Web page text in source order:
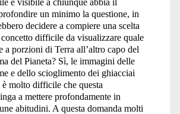
un minimo la questione, in
decidere a compiere una scelta
difficile da visualizzare quale
a porzioni di Terra all’altro capo del
del Pianeta? Sì, le immagini delle
e dello scioglimento dei ghiacciai
molto difficile che questa
a mettere profondamente in
abitudini. A questa domanda molti